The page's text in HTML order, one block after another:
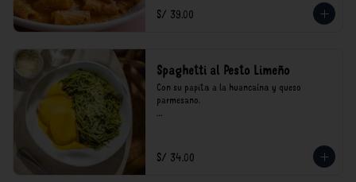
consumo.
S/ 39.00
Spaghetti al Pesto Limeño
Con su papita a la huancaína y queso
parmesano.
consumo.
S/ 34.00